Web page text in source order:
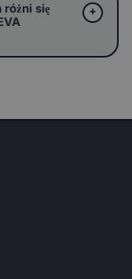
różni się